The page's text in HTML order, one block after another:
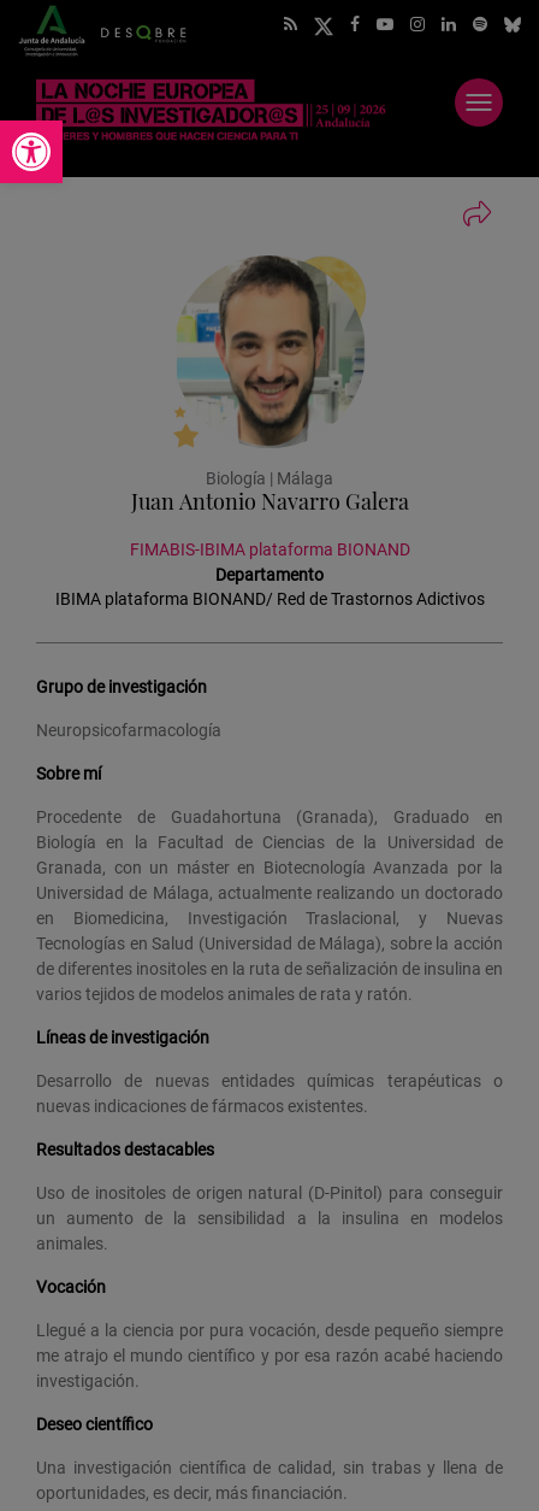
Abrir barra de herramientas
Abrir
menú
Biología | Málaga
Juan Antonio Navarro Galera
FIMABIS-IBIMA plataforma BIONAND
Departamento
IBIMA plataforma BIONAND/ Red de Trastornos Adictivos
Grupo de investigación
Neuropsicofarmacología
Sobre mí
Procedente de Guadahortuna (Granada), Graduado en
Biología en la Facultad de Ciencias de la Universidad de
Granada, con un máster en Biotecnología Avanzada por la
Universidad de Málaga, actualmente realizando un doctorado
en Biomedicina, Investigación Traslacional, y Nuevas
Tecnologías en Salud (Universidad de Málaga), sobre la acción
de diferentes inositoles en la ruta de señalización de insulina en
varios tejidos de modelos animales de rata y ratón.
Líneas de investigación
Desarrollo de nuevas entidades químicas terapéuticas o
nuevas indicaciones de fármacos existentes.
Resultados destacables
Uso de inositoles de origen natural (D-Pinitol) para conseguir
un aumento de la sensibilidad a la insulina en modelos
animales.
Vocación
Llegué a la ciencia por pura vocación, desde pequeño siempre
me atrajo el mundo científico y por esa razón acabé haciendo
investigación.
Deseo científico
Una investigación científica de calidad, sin trabas y llena de
oportunidades, es decir, más financiación.